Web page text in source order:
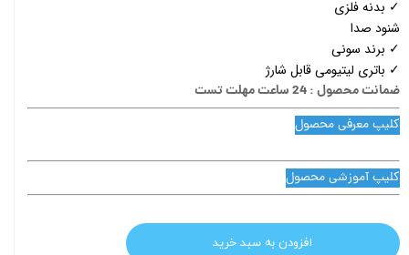
✓ بدنه فلزی
شنود صدا
✓ برند سونی
✓ باتری لیتیومی قابل شارژ
ضمانت محصول : 24 ساعت مهلت تست
کلیپ معرفی محصول
کلیپ آموزشی محصول
افزودن به سبد خرید